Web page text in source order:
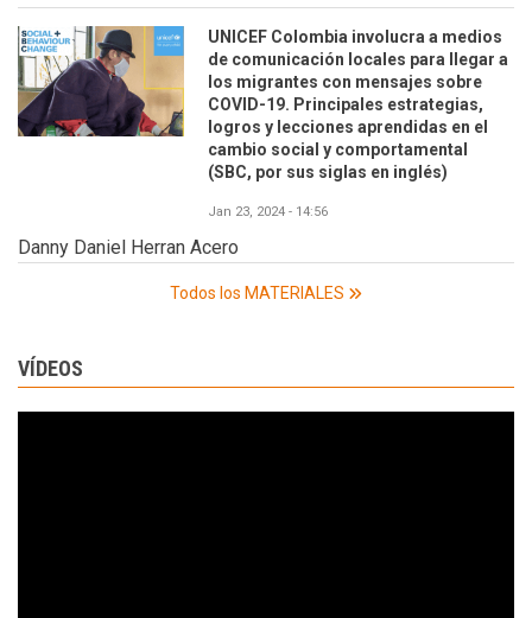
UNICEF Colombia involucra a medios
de comunicación locales para llegar a
los migrantes con mensajes sobre
COVID-19. Principales estrategias,
logros y lecciones aprendidas en el
cambio social y comportamental
(SBC, por sus siglas en inglés)
Jan 23, 2024 - 14:56
Danny Daniel Herran Acero
Todos los MATERIALES
VÍDEOS